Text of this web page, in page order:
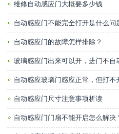
维修自动感应门大概要多少钱
自动感应门不能完全打开是什么问
自动感应门的故障怎样排除？
玻璃感应门出来可以开，进门不自
自动感应玻璃门感应正常，但打不
自动感应门尺寸注意事项析读
自动感应门门扇不能开启怎么解决